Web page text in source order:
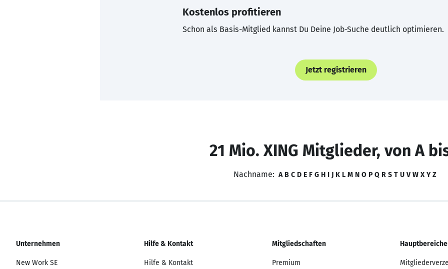
Kostenlos profitieren
Schon als Basis-Mitglied kannst Du Deine Job-Suche deutlich optimieren.
Jetzt registrieren
21 Mio. XING Mitglieder, von A
Nachname: A B C D E F G H I J K L M N O P Q R S T U V W X Y Z
Unternehmen
New Work SE
Hilfe & Kontakt
Hilfe & Kontakt
Mitgliedschaften
Premium
Hauptbereiche